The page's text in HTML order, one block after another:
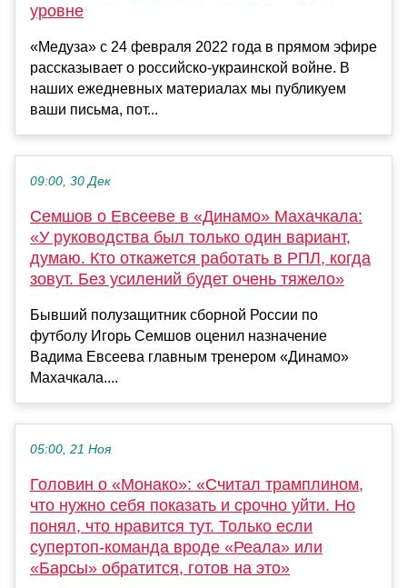
уровне
«Медуза» с 24 февраля 2022 года в прямом эфире
рассказывает о российско-украинской войне. В
наших ежедневных материалах мы публикуем
ваши письма, пот...
09:00, 30 Дек
Семшов о Евсееве в «Динамо» Махачкала:
«У руководства был только один вариант,
думаю. Кто откажется работать в РПЛ, когда
зовут. Без усилений будет очень тяжело»
Бывший полузащитник сборной России по
футболу Игорь Семшов оценил назначение
Вадима Евсеева главным тренером «Динамо»
Махачкала....
05:00, 21 Ноя
Головин о «Монако»: «Считал трамплином,
что нужно себя показать и срочно уйти. Но
понял, что нравится тут. Только если
супертоп-команда вроде «Реала» или
«Барсы» обратится, готов на это»